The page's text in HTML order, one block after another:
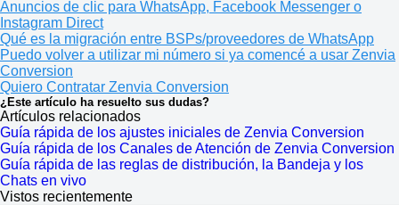
Anuncios de clic para WhatsApp, Facebook Messenger o
Instagram Direct
Qué es la migración entre BSPs/proveedores de WhatsApp
Puedo volver a utilizar mi número si ya comencé a usar Zenvia
Conversion
Quiero Contratar Zenvia Conversion
¿Este artículo ha resuelto sus dudas?
Artículos relacionados
Guía rápida de los ajustes iniciales de Zenvia Conversion
Guía rápida de los Canales de Atención de Zenvia Conversion
Guía rápida de las reglas de distribución, la Bandeja y los
Chats en vivo
Vistos recientemente